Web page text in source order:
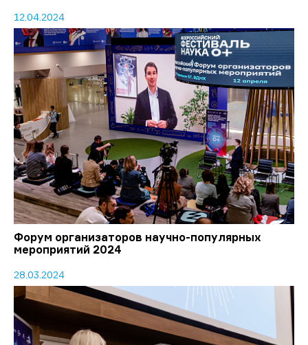
12.04.2024
Форум организаторов научно-популярных
мероприятий 2024
28.03.2024